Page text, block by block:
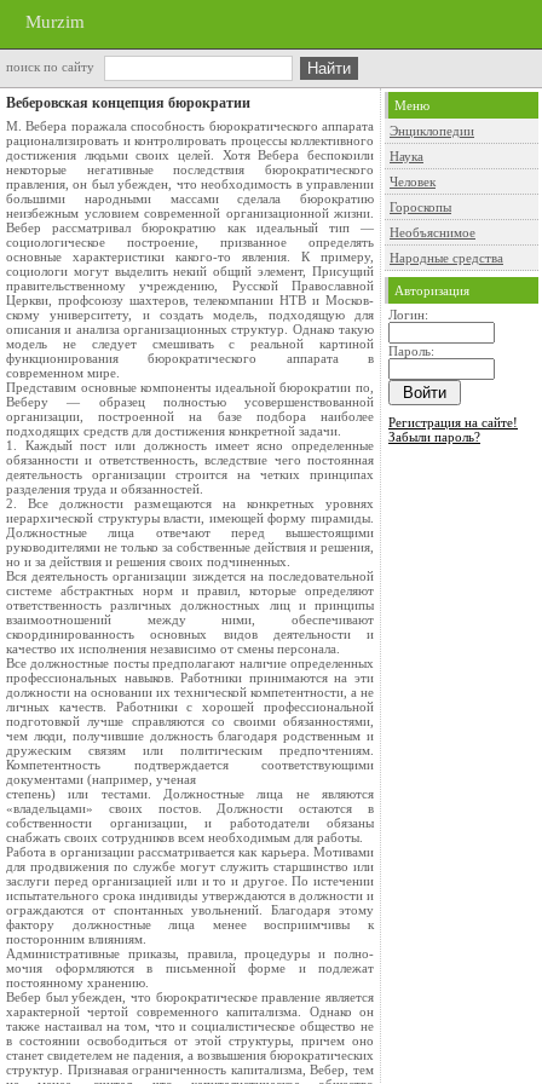
Murzim
поиск по сайту
Веберовская концепция бюрократии
М. Вебера поражала способность бюрократического аппарата
ра­ционализировать и контролировать процессы коллективного
до­стижения людьми своих целей. Хотя Вебера беспокоили
некоторые негативные последствия бюрократического
правления, он был убежден, что необходимость в управлении
большими народ­ными массами сделала бюрократию
неизбежным условием совре­менной организационной жизни.
Вебер рассматривал бюрократию как идеальный тип —
социологическое построение, призванное определять
основные характеристики какого-то явления. К примеру,
социологи могут выделить некий общий элемент, Присущий
правительственному учреждению, Русской Православ­ной
Церкви, профсоюзу шахтеров, телекомпании НТВ и Москов­
скому университету, и создать модель, подходящую для
описа­ния и анализа организационных структур. Однако такую
модель нe следует смешивать с реальной картиной
функционирования бюрократического аппарата в
современном мире.
Представим основные компоненты идеальной бюрократии по,
Веберу — образец полностью усовершенствованной
организации, построенной на базе подбора наиболее
подходящих средств для достижения конкретной задачи.
1. Каждый пост или должность имеет ясно определенные
обязанности и ответственность, вследствие чего постоянная
дея­тельность организации строится на четких принципах
разделения труда и обязанностей.
2. Все должности размещаются на конкретных уровнях
иерархической структуры власти, имеющей форму пирамиды.
Долж­ностные лица отвечают перед вышестоящими
руководителями не только за собственные действия и решения,
но и за действия и решения своих подчиненных.
Вся деятельность организации зиждется на последовательной
системе абстрактных норм и правил, которые определяют
ответственность различных должностных лиц и принципы
взаи­моотношений между ними, обеспечивают
скоординированность основных видов деятельности и
качество их исполнения незави­симо от смены персонала.
Все должностные посты предполагают наличие определен­ных
профессиональных навыков. Работники принимаются на эти
должности на основании их технической компетентности, а не
личных качеств. Работники с хорошей профессиональной
подго­товкой лучше справляются со своими обязанностями,
чем люди, получившие должность благодаря родственным и
дружеским свя­зям или политическим предпочтениям.
Компетентность под­тверждается соответствующими
документами (например, ученая
степень) или тестами. Должностные лица не являются
«владельцами» своих по­стов. Должности остаются в
собственности организации, и рабо­тодатели обязаны
снабжать своих сотрудников всем необходи­мым для работы.
Работа в организации рассматривается как карьера. Мотива­ми
для продвижения по службе могут служить старшинство или
заслуги перед организацией или и то и другое. По истечении
испытательного срока индивиды утверждаются в должности и
ограждаются от спонтанных увольнений. Благодаря этому
фактору должностные лица менее восприимчивы к
посторонним влияниям.
Административные приказы, правила, процедуры и полно­
мочия оформляются в письменной форме и подлежат
постоянно­му хранению.
Вебер был убежден, что бюрократическое правление является
характерной чертой современного капитализма. Однако он
также настаивал на том, что и социалистическое общество не
в состоя­нии освободиться от этой структуры, причем оно
станет свидете­лем не падения, а возвышения бюрократических
структур. При­знавая ограниченность капитализма, Вебер, тем
Меню
Энциклопедии
Наука
Человек
Гороскопы
Необъяснимое
Народные средства
Авторизация
Логин:
Пароль:
Регистрация на сайте!
Забыли пароль?